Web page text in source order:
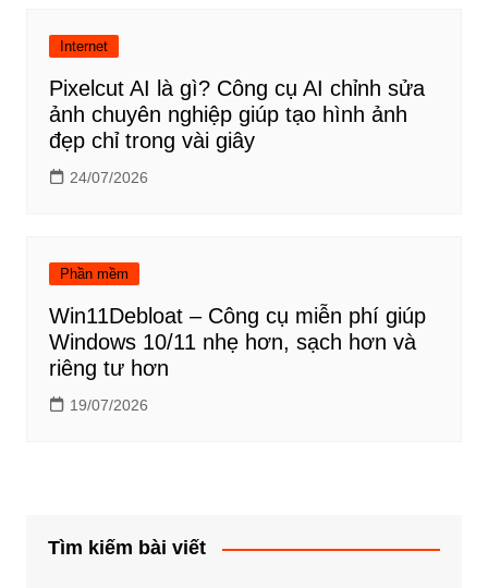
Internet
Pixelcut AI là gì? Công cụ AI chỉnh sửa
ảnh chuyên nghiệp giúp tạo hình ảnh
đẹp chỉ trong vài giây
24/07/2026
Phần mềm
Win11Debloat – Công cụ miễn phí giúp
Windows 10/11 nhẹ hơn, sạch hơn và
riêng tư hơn
19/07/2026
Tìm kiếm bài viết